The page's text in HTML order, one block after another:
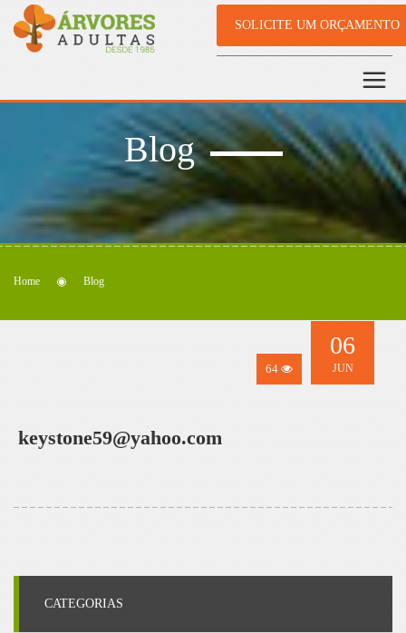
SOLICITE UM ORÇAMENTO
Blog
Home Blog
64
06
JUN
keystone59@yahoo.com
CATEGORIAS